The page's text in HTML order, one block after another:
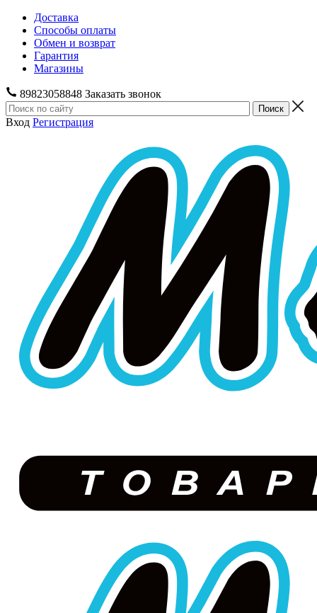
Доставка
Способы оплаты
Обмен и возврат
Гарантия
Магазины
89823058848 Заказать звонок
Вход Регистрация